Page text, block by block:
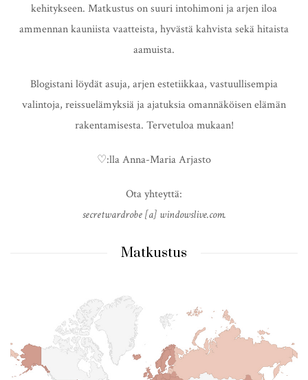
kehitykseen. Matkustus on suuri intohimoni ja arjen iloa
ammennan kauniista vaatteista, hyvästä kahvista sekä hitaista
aamuista.
Blogistani löydät asuja, arjen estetiikkaa, vastuullisempia
valintoja, reissuelämyksiä ja ajatuksia omannäköisen elämän
rakentamisesta. Tervetuloa mukaan!
♡:lla Anna-Maria Arjasto
Ota yhteyttä:
secretwardrobe [a] windowslive.com.
Matkustus